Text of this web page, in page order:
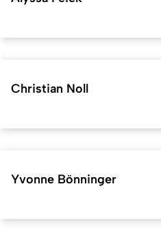
Christian Noll
Yvonne Bönninger